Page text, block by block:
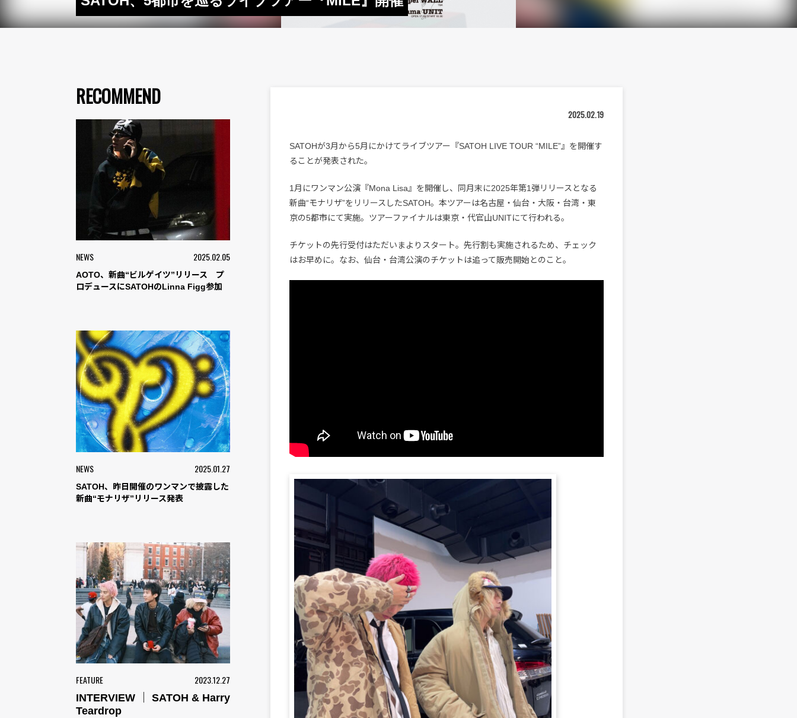
RECOMMEND
NEWS 2025.02.05
AOTO、新曲“ビルゲイツ”リリース プ
ロデュースにSATOHのLinna Figg参加
NEWS 2025.01.27
SATOH、昨日開催のワンマンで披露した
新曲“モナリザ”リリース発表
FEATURE 2023.12.27
INTERVIEW ｜ SATOH & Harry
Teardrop
2025.02.19
SATOHが3月から5月にかけてライブツアー『SATOH LIVE TOUR “MILE”』を開催す
ることが発表された。
1月にワンマン公演『Mona Lisa』を開催し、同月末に2025年第1弾リリースとなる
新曲“モナリザ”をリリースしたSATOH。本ツアーは名古屋・仙台・大阪・台湾・東
京の5都市にて実施。ツアーファイナルは東京・代官山UNITにて行われる。
チケットの先行受付はただいまよりスタート。先行割も実施されるため、チェック
はお早めに。なお、仙台・台湾公演のチケットは追って販売開始とのこと。